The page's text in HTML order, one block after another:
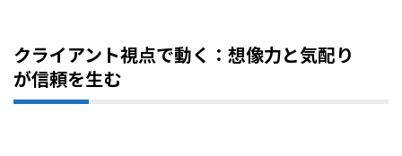
クライアント視点で動く：想像力と気配り
が信頼を生む